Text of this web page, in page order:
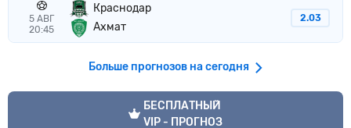
5 АВГ
20:45
Краснодар
Ахмат
2.03
Больше прогнозов на сегодня
VIP прогноз
БЕСПЛАТНЫЙ
VIP - ПРОГНОЗ